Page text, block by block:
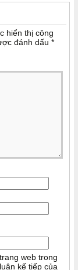
hiển thị công
đánh dấu *
web trong
kế tiếp của